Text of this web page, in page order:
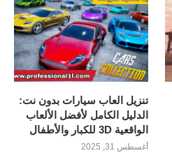
تنزيل العاب سيارات بدون نت:
الدليل الكامل لأفضل الألعاب
الواقعية 3D للكبار والأطفال
أغسطس 31, 2025